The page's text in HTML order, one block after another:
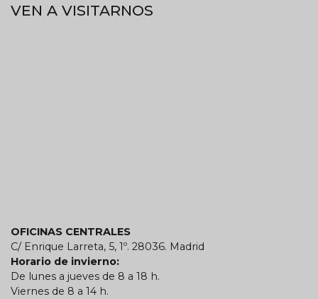
VEN A VISITARNOS
OFICINAS CENTRALES
C/ Enrique Larreta, 5, 1º. 28036. Madrid
Horario de invierno:
De lunes a jueves de 8 a 18 h.
Viernes de 8 a 14 h.